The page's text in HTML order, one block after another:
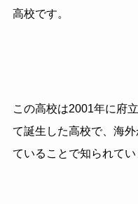
高校です。
この高校は2001年に府
て誕生した高校で、 海
ていることで知られてい